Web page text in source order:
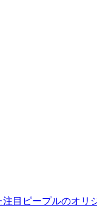
目ピープルのオ